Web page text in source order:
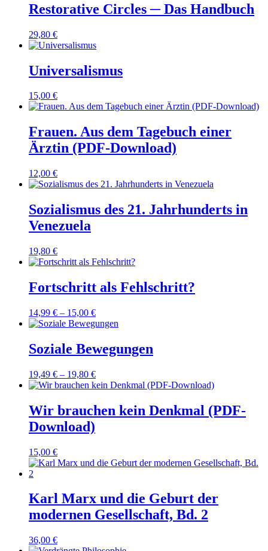
Restorative Circles ─ Das Handbuch
29,80 €
Universalismus
15,00 €
Frauen. Aus dem Tagebuch einer
Ärztin (PDF-Download)
12,00 €
Sozialismus des 21. Jahrhunderts in
Venezuela
19,80 €
Fortschritt als Fehlschritt?
14,99 € – 15,00 €
Soziale Bewegungen
19,49 € – 19,80 €
Wir brauchen kein Denkmal (PDF-
Download)
15,00 €
Karl Marx und die Geburt der
modernen Gesellschaft, Bd. 2
36,00 €